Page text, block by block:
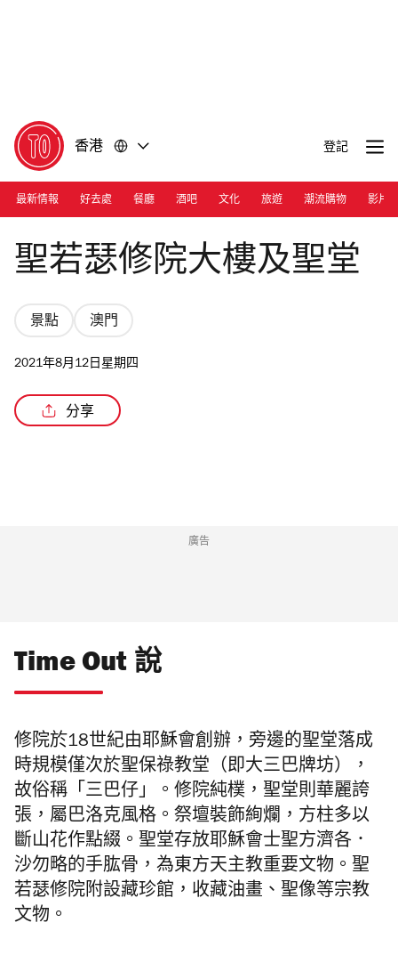
香港 登記
最新情報 好去處 餐廳 酒吧 文化 旅遊 潮流購物 影片
Photograph: Colin Lam | St Joseph's seminary and church
聖若瑟修院大樓及聖堂
景點 澳門
2021年8月12日星期四
分享
廣告
Time Out 說
修院於18世紀由耶穌會創辦，旁邊的聖堂落成
時規模僅次於聖保祿教堂（即大三巴牌坊），
故俗稱「三巴仔」。修院純樸，聖堂則華麗誇
張，屬巴洛克風格。祭壇裝飾絢爛，方柱多以
斷山花作點綴。聖堂存放耶穌會士聖方濟各．
沙勿略的手肱骨，為東方天主教重要文物。聖
若瑟修院附設藏珍館，收藏油畫、聖像等宗教
文物。